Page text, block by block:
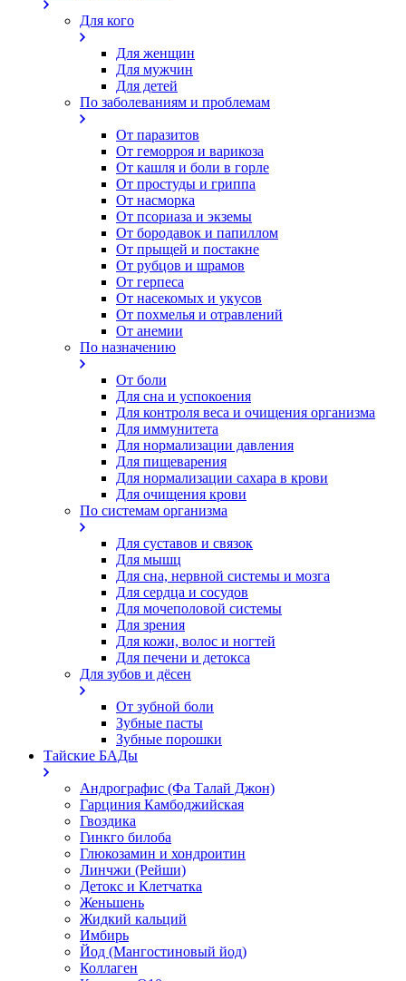
Для кого
Для женщин
Для мужчин
Для детей
По заболеваниям и проблемам
От паразитов
Oт геморроя и варикоза
От кашля и боли в горле
От простуды и гриппа
От насморка
Oт псориаза и экземы
От бородавок и папиллом
От прыщей и постакне
От рубцов и шрамов
От герпеса
От насекомых и укусов
От похмелья и отравлений
От анемии
По назначению
От боли
Для сна и успокоения
Для контроля веса и очищения организма
Для иммунитета
Для нормализации давления
Для пищеварения
Для нормализации сахара в крови
Для очищения крови
По системам организма
Для суставов и связок
Для мышц
Для сна, нервной системы и мозга
Для сердца и сосудов
Для мочеполовой системы
Для зрения
Для кожи, волос и ногтей
Для печени и детокса
Для зубов и дёсен
От зубной боли
Зубные пасты
Зубные порошки
Тайские БАДы
Андрографис (Фа Талай Джон)
Гарциния Камбоджийская
Гвоздика
Гинкго билоба
Глюкозамин и хондроитин
Линчжи (Рейши)
Детокс и Клетчатка
Женьшень
Жидкий кальций
Имбирь
Йод (Мангостиновый йод)
Коллаген